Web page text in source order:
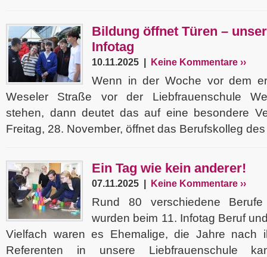
Bildung öffnet Türen –
Infotag
10.11.2025 | Keine Kommentare ››
Wenn in der Woche vor dem
Weseler Straße vor der Liebfrauenschule
stehen, dann deutet das auf eine besondere
Freitag, 28. November, öffnet das Berufskolleg
Ein Tag wie kein anderer!
07.11.2025 | Keine Kommentare ››
Rund 80 verschiedene
wurden beim 11. Infotag Beruf
Vielfach waren es Ehemalige, die Jahre nach
Referenten in unsere Liebfrauenschule